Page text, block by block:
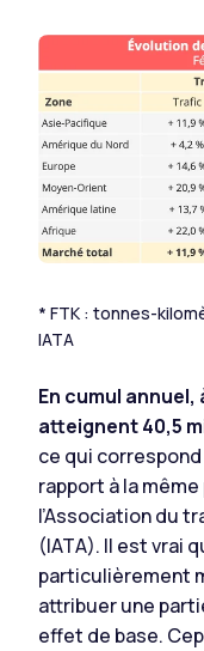
* FTK : tonnes-
IATA
En cumul
atteignent 40,5
ce qui correspond
rapport à la
l’Association du
(IATA). Il est vrai
particulièrement
attribuer une
effet de base.